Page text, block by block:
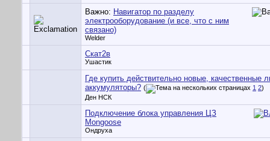
Важно: Навигатор по разделу
электрооборудование (и все, что с ним
связано)
Welder
Скат2в
Ушастик
Где купить действительно новые, качественные
аккумуляторы? ( 1 2)
Ден НСК
Подключение блока управления ЦЗ
Mongoose
Ондруха